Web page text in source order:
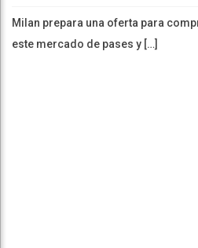
Milan prepara una oferta para
este mercado de pases y […]